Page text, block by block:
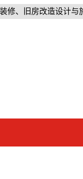
修、旧房改造设计与